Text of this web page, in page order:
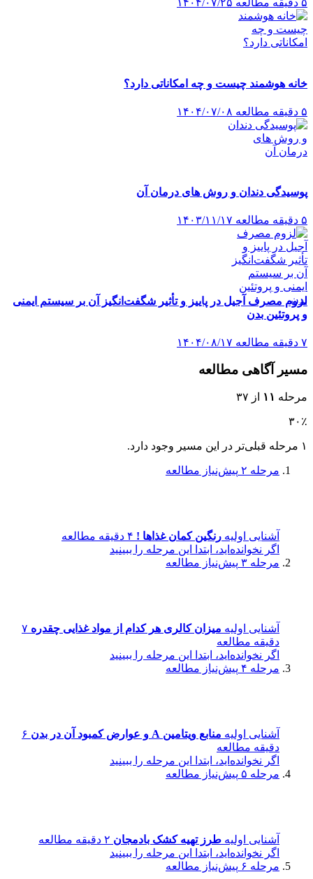
۵ دقیقه مطالعه ۱۴۰۴/۰۷/۲۵
خانه هوشمند چیست و چه امکاناتی دارد؟
۵ دقیقه مطالعه ۱۴۰۴/۰۷/۰۸
پوسیدگی دندان و روش های درمان آن
۵ دقیقه مطالعه ۱۴۰۳/۱۱/۱۷
لزوم مصرف آجیل در پاییز و تأثیر شگفت‌انگیز آن بر سیستم ایمنی
و پروتئین بدن
۷ دقیقه مطالعه ۱۴۰۴/۰۸/۱۷
مسیر آگاهی مطالعه
مرحله ۱۱ از ۳۷
۳۰٪
۱ مرحله قبلی‌تر در این مسیر وجود دارد.
مرحله ۲ پیش‌نیاز مطالعه
آشنایی اولیه رنگین کمان غذاها ! ۴ دقیقه مطالعه
اگر نخوانده‌اید، ابتدا این مرحله را ببینید
مرحله ۳
پیش‌نیاز مطالعه
آشنایی اولیه میزان کالری هر کدام از مواد غذایی چقدره ۷
دقیقه مطالعه
اگر نخوانده‌اید، ابتدا این مرحله را ببینید
مرحله ۴
پیش‌نیاز مطالعه
آشنایی اولیه منابع ویتامین A و عوارض کمبود آن در بدن
۶
دقیقه مطالعه
اگر نخوانده‌اید، ابتدا این مرحله را ببینید
مرحله ۵
پیش‌نیاز مطالعه
آشنایی اولیه طرز تهیه کشک بادمجان ۲ دقیقه مطالعه
اگر نخوانده‌اید، ابتدا این مرحله را ببینید
مرحله ۶
پیش‌نیاز مطالعه